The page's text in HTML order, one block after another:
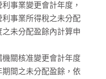
事業變更會計年度，
事業所得稅之未分配
未分配盈餘內計算申
關核准變更會計年度
間之未分配盈餘，依